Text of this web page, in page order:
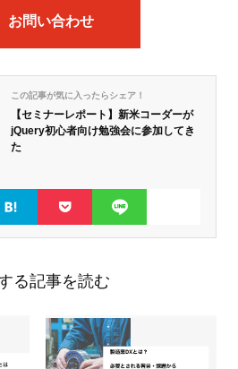
お問い合わせ
この記事が気に入ったらシェア！
【セミナーレポート】新米コーダーが
jQuery初心者向け勉強会に参加してき
た
る記事を読む